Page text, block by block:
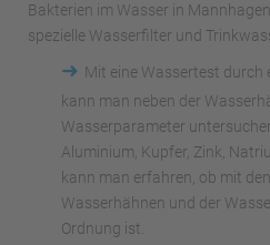
Bakterien im Wasser in
spezielle Wasserfilter und
➜ Mit eine Wassertest durch
kann man neben der
Wasserparameter
Aluminium, Kupfer, Zink,
kann man erfahren, ob mit
Wasserhähnen und der
Ordnung ist.